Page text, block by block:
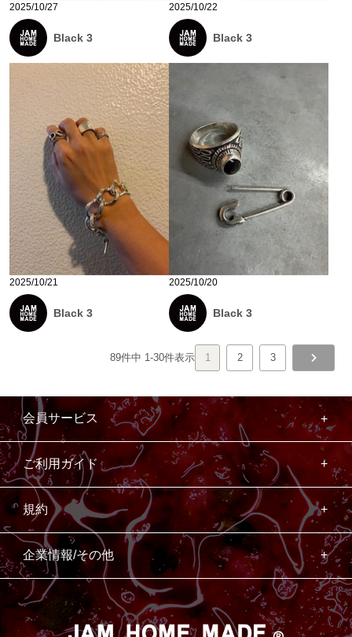
2025/10/27
Black 3
2025/10/22
Black 3
2025/10/21
Black 3
2025/10/20
Black 3
89件中 1-30件表示 1 2 3
会員サービス
ご利用ガイド
規約
企業情報/その他